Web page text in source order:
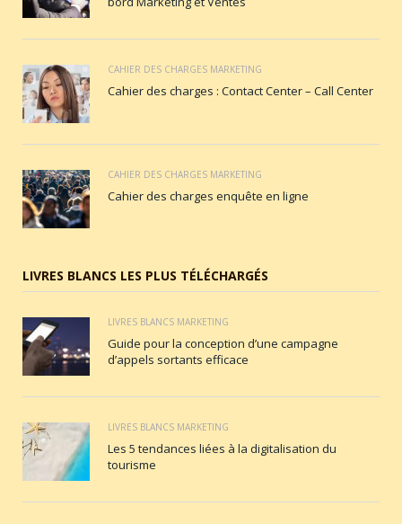
CAHIER DES CHARGES MARKETING
Cahier des charges : Contact Center – Call Center
CAHIER DES CHARGES MARKETING
Cahier des charges enquête en ligne
LIVRES BLANCS LES PLUS TÉLÉCHARGÉS
LIVRES BLANCS MARKETING
Guide pour la conception d’une campagne
d’appels sortants efficace
LIVRES BLANCS MARKETING
Les 5 tendances liées à la digitalisation du
tourisme